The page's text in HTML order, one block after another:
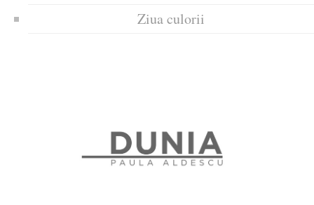
Ziua culorii